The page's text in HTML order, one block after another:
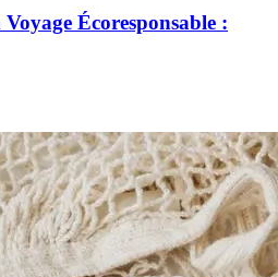
Écoresponsable :